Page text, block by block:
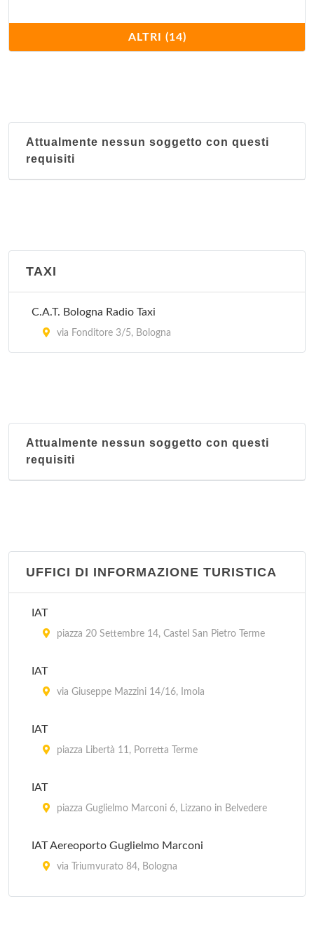
Nucleo territoriale Reno
Via Battindarno 123, Bologna
Nucleo territoriale San Vitale
ALTRI (14)
Attualmente nessun soggetto con questi
requisiti
TAXI
C.A.T. Bologna Radio Taxi
via Fonditore 3/5, Bologna
Attualmente nessun soggetto con questi
requisiti
UFFICI DI INFORMAZIONE TURISTICA
IAT
piazza 20 Settembre 14, Castel San Pietro Terme
IAT
via Giuseppe Mazzini 14/16, Imola
IAT
piazza Libertà 11, Porretta Terme
IAT
piazza Guglielmo Marconi 6, Lizzano in Belvedere
IAT Aereoporto Guglielmo Marconi
via Triumvurato 84, Bologna